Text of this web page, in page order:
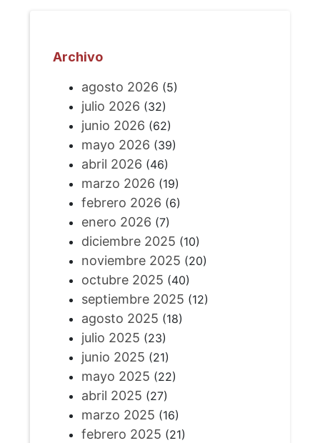
Archivo
agosto 2026 (5)
julio 2026 (32)
junio 2026 (62)
mayo 2026 (39)
abril 2026 (46)
marzo 2026 (19)
febrero 2026 (6)
enero 2026 (7)
diciembre 2025 (10)
noviembre 2025 (20)
octubre 2025 (40)
septiembre 2025 (12)
agosto 2025 (18)
julio 2025 (23)
junio 2025 (21)
mayo 2025 (22)
abril 2025 (27)
marzo 2025 (16)
febrero 2025 (21)